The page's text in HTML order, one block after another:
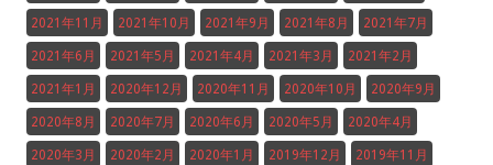
2021年11月 2021年10月 2021年9月 2021年8月 2021年7月
2021年6月 2021年5月 2021年4月 2021年3月 2021年2月
2021年1月 2020年12月 2020年11月 2020年10月 2020年9月
2020年8月 2020年7月 2020年6月 2020年5月 2020年4月
2020年3月 2020年2月 2020年1月 2019年12月 2019年11月